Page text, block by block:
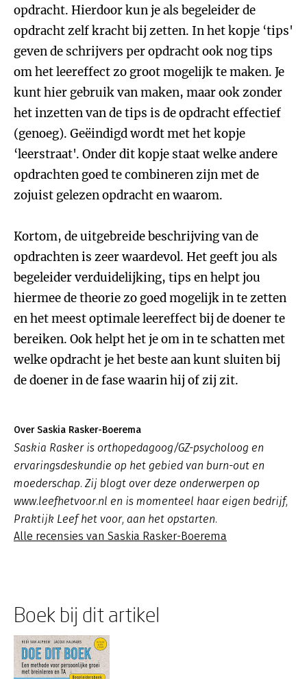
opdracht. Hierdoor kun je als begeleider de
opdracht zelf kracht bij zetten. In het kopje ‘tips'
geven de schrijvers per opdracht ook nog tips
om het leereffect zo groot mogelijk te maken. Je
kunt hier gebruik van maken, maar ook zonder
het inzetten van de tips is de opdracht effectief
(genoeg). Geëindigd wordt met het kopje
‘leerstraat'. Onder dit kopje staat welke andere
opdrachten goed te combineren zijn met de
zojuist gelezen opdracht en waarom.
Kortom, de uitgebreide beschrijving van de
opdrachten is zeer waardevol. Het geeft jou als
begeleider verduidelijking, tips en helpt jou
hiermee de theorie zo goed mogelijk in te zetten
en het meest optimale leereffect bij de doener te
bereiken. Ook helpt het je om in te schatten met
welke opdracht je het beste aan kunt sluiten bij
de doener in de fase waarin hij of zij zit.
Over Saskia Rasker-Boerema
Saskia Rasker is orthopedagoog/GZ-psycholoog en
ervaringsdeskundie op het gebied van burn-out en
moederschap. Zij blogt over deze onderwerpen op
www.leefhetvoor.nl en is momenteel haar eigen bedrijf,
Praktijk Leef het voor, aan het opstarten.
Alle recensies van Saskia Rasker-Boerema
Boek bij dit artikel